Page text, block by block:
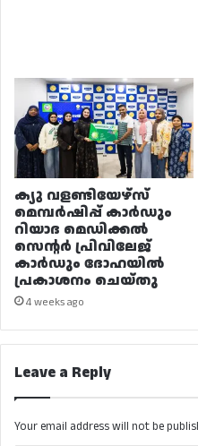
ക്യു വളണ്ടിയേഴ്‌സ്
മെമ്പർഷിപ്പ് കാർഡും
റിയാദ മെഡിക്കൽ
സെന്റർ പ്രിവിലേജ്
കാർഡും ദോഹയിൽ
പ്രകാശനം ചെയ്തു
4 weeks ago
Leave a Reply
Your email address will not be